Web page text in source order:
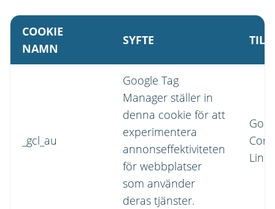
COOKIE
NAMN
SYFTE
_gcl_au
Google Tag
Manager ställer in
denna cookie för att
experimentera
annonseffektiviteten
för webbplatser
som använder
deras tjänster.